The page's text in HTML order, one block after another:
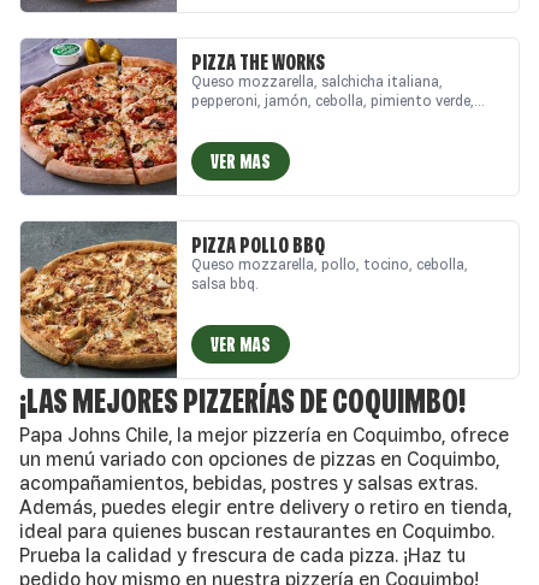
PIZZA THE WORKS
Queso mozzarella, salchicha italiana,
pepperoni, jamón, cebolla, pimiento verde,
VER MAS
PIZZA POLLO BBQ
Queso mozzarella, pollo, tocino, cebolla,
salsa bbq.
VER MAS
¡LAS MEJORES PIZZERÍAS DE COQUIMBO!
Papa Johns Chile, la mejor pizzería en Coquimbo, ofrece
un menú variado con opciones de pizzas en Coquimbo,
acompañamientos, bebidas, postres y salsas extras.
Además, puedes elegir entre delivery o retiro en tienda,
ideal para quienes buscan restaurantes en Coquimbo.
Prueba la calidad y frescura de cada pizza. ¡Haz tu
pedido hoy mismo en nuestra pizzería en Coquimbo!